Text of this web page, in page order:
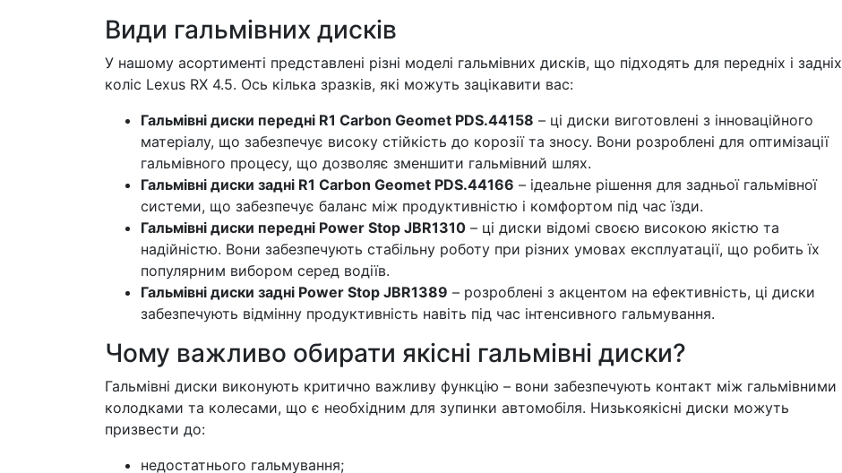
Види гальмівних дисків
У нашому асортименті представлені різні моделі гальмівних дисків, що підходять для передніх і задніх
коліс Lexus RX 4.5. Ось кілька зразків, які можуть зацікавити вас:
Гальмівні диски передні R1 Carbon Geomet PDS.44158 – ці диски виготовлені з інноваційного
матеріалу, що забезпечує високу стійкість до корозії та зносу. Вони розроблені для оптимізації
гальмівного процесу, що дозволяє зменшити гальмівний шлях.
Гальмівні диски задні R1 Carbon Geomet PDS.44166 – ідеальне рішення для задньої гальмівної
системи, що забезпечує баланс між продуктивністю і комфортом під час їзди.
Гальмівні диски передні Power Stop JBR1310 – ці диски відомі своєю високою якістю та
надійністю. Вони забезпечують стабільну роботу при різних умовах експлуатації, що робить їх
популярним вибором серед водіїв.
Гальмівні диски задні Power Stop JBR1389 – розроблені з акцентом на ефективність, ці диски
забезпечують відмінну продуктивність навіть під час інтенсивного гальмування.
Чому важливо обирати якісні гальмівні диски?
Гальмівні диски виконують критично важливу функцію – вони забезпечують контакт між гальмівними
колодками та колесами, що є необхідним для зупинки автомобіля. Низькоякісні диски можуть
призвести до:
недостатнього гальмування;